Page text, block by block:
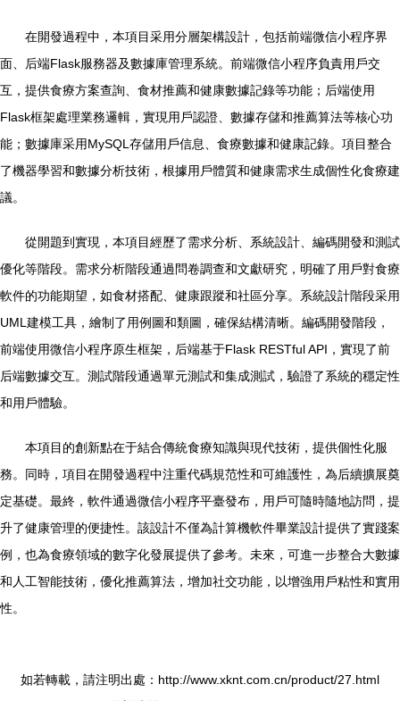
在開發過程中，本項目采用分層架構設計，包括前端微信小程序界
面、后端Flask服務器及數據庫管理系統。前端微信小程序負責用戶交
互，提供食療方案查詢、食材推薦和健康數據記錄等功能；后端使用
Flask框架處理業務邏輯，實現用戶認證、數據存儲和推薦算法等核心功
能；數據庫采用MySQL存儲用戶信息、食療數據和健康記錄。項目整合
了機器學習和數據分析技術，根據用戶體質和健康需求生成個性化食療建
議。
從開題到實現，本項目經歷了需求分析、系統設計、編碼開發和測試
優化等階段。需求分析階段通過問卷調查和文獻研究，明確了用戶對食療
軟件的功能期望，如食材搭配、健康跟蹤和社區分享。系統設計階段采用
UML建模工具，繪制了用例圖和類圖，確保結構清晰。編碼開發階段，
前端使用微信小程序原生框架，后端基于Flask RESTful API，實現了前
后端數據交互。測試階段通過單元測試和集成測試，驗證了系統的穩定性
和用戶體驗。
本項目的創新點在于結合傳統食療知識與現代技術，提供個性化服
務。同時，項目在開發過程中注重代碼規范性和可維護性，為后續擴展奠
定基礎。最終，軟件通過微信小程序平臺發布，用戶可隨時隨地訪問，提
升了健康管理的便捷性。該設計不僅為計算機軟件畢業設計提供了實踐案
例，也為食療領域的數字化發展提供了參考。未來，可進一步整合大數據
和人工智能技術，優化推薦算法，增加社交功能，以增強用戶粘性和實用
性。
如若轉載，請注明出處：http://www.xknt.com.cn/product/27.html